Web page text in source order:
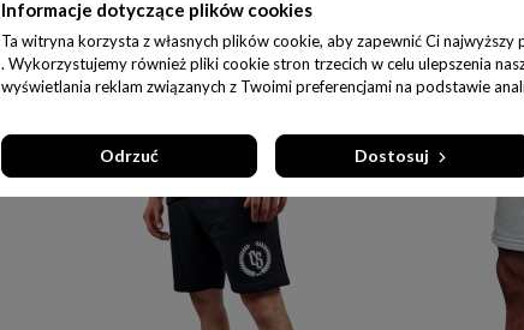
Do koszyka SZORTY MĘSKIE DRES / CZARNE CS GOTYK
Informacje dotyczące plików cookies
Ta witryna korzysta z własnych plików cookie, aby zapewnić Ci
. Wykorzystujemy również pliki cookie stron trzecich w celu ulepszenia
wyświetlania reklam związanych z Twoimi preferencjami na podstawie
Odrzuć Dostosuj